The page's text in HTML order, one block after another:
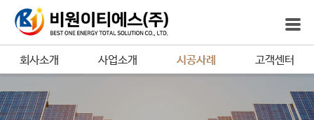
회사소개 사업소개 시공사례 고객센터